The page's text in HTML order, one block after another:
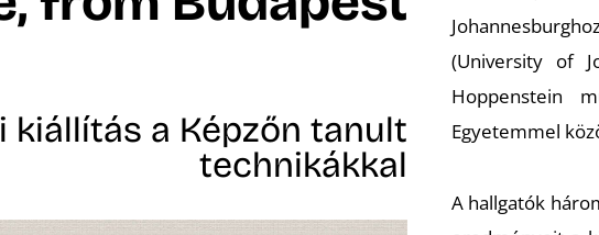
kiállítás a Képzőn tanult
technikákkal
(University of
Hoppenstein
Egyetemmel
A hallgatók